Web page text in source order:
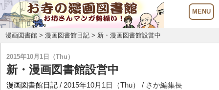
漫画図書館 >漫画図書館日記 > 新・漫画図書館設営中
2015年10月1日（Thu）
新・漫画図書館設営中
漫画図書館日記 / 2015年10月1日（Thu） / さか編集長